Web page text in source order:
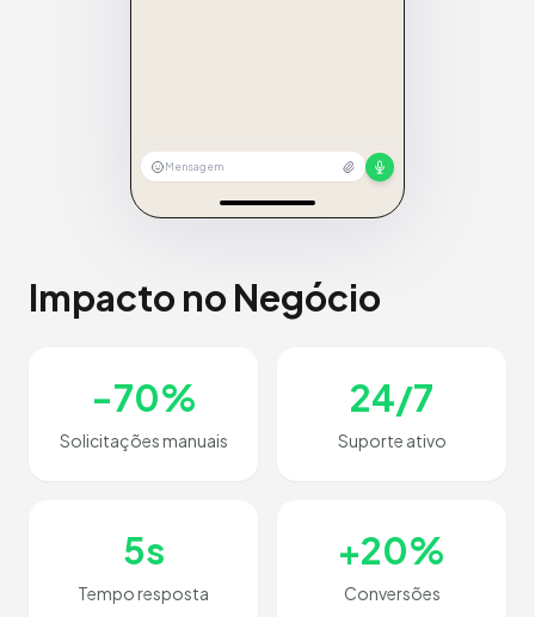
Mensagem
Impacto no Negócio
-70%
Solicitações manuais
24/7
Suporte ativo
5s
Tempo resposta
+20%
Conversões